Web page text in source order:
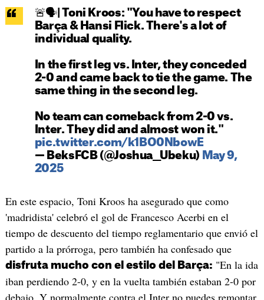
🚨🗣️| Toni Kroos: "You have to respect
Barça & Hansi Flick. There's a lot of
individual quality.
In the first leg vs. Inter, they conceded
2-0 and came back to tie the game. The
same thing in the second leg.
No team can comeback from 2-0 vs.
Inter. They did and almost won it."
pic.twitter.com/k1BO0NbowE
— BeksFCB (@Joshua__Ubeku) May 9,
2025
En este espacio, Toni Kroos ha asegurado que como
'madridista' celebró el gol de Francesco Acerbi en el
tiempo de descuento del tiempo reglamentario que envió el
partido a la prórroga, pero también ha confesado que
disfruta mucho con el estilo del Barça: "En la ida
iban perdiendo 2-0, y en la vuelta también estaban 2-0 por
debajo. Y normalmente contra el Inter no puedes remontar